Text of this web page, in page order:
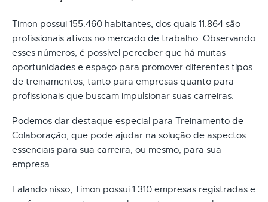
Timon possui 155.460 habitantes, dos quais 11.864 são
profissionais ativos no mercado de trabalho. Observando
esses números, é possível perceber que há muitas
oportunidades e espaço para promover diferentes tipos
de treinamentos, tanto para empresas quanto para
profissionais que buscam impulsionar suas carreiras.
Podemos dar destaque especial para Treinamento de
Colaboração, que pode ajudar na solução de aspectos
essenciais para sua carreira, ou mesmo, para sua
empresa.
Falando nisso, Timon possui 1.310 empresas registradas e